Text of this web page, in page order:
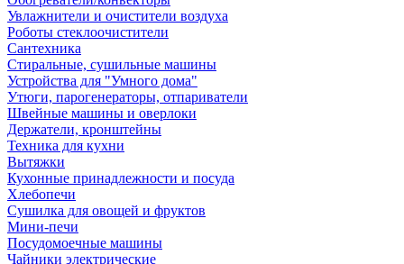
Увлажнители и очистители воздуха
Роботы стеклоочистители
Сантехника
Стиральные, сушильные машины
Устройства для "Умного дома"
Утюги, парогенераторы, отпариватели
Швейные машины и оверлоки
Держатели, кронштейны
Техника для кухни
Вытяжки
Кухонные принадлежности и посуда
Хлебопечи
Сушилка для овощей и фруктов
Мини-печи
Посудомоечные машины
Чайники электрические